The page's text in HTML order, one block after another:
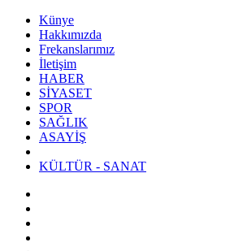
Künye
Hakkımızda
Frekanslarımız
İletişim
HABER
SİYASET
SPOR
SAĞLIK
ASAYİŞ
KÜLTÜR - SANAT